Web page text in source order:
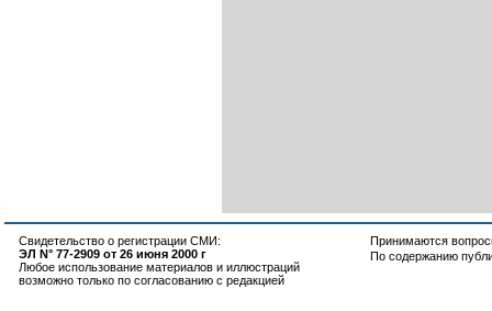
Свидетельство о регистрации СМИ:
ЭЛ N° 77-2909 от 26 июня 2000 г
Любое использование материалов и иллюстраций
возможно только по согласованию с редакцией
Принимаются
По содержанию